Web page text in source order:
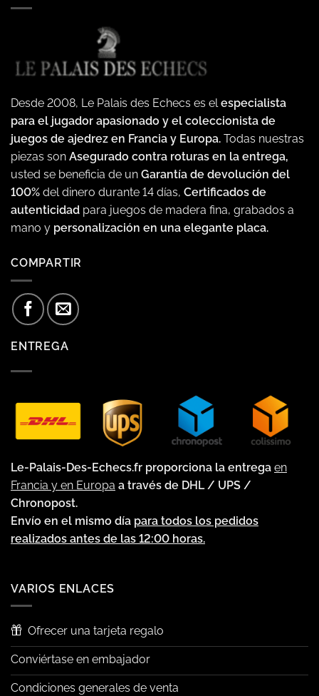
Desde 2008, Le Palais des Echecs es elespecialista
para el jugador apasionado y el coleccionista de
juegos de ajedrez en Francia y Europa. Todas nuestras
piezas son Asegurado contra roturas en la entrega,
usted se beneficia de un Garantía de devolución del
100% del dinero durante 14 días, Certificados de
autenticidad para juegos de madera fina, grabados a
mano y personalización en una elegante placa.
COMPARTIR
ENTREGA
Le-Palais-Des-Echecs.fr proporciona la entrega en
Francia y en Europa a través de DHL / UPS /
Chronopost.
Envío en el mismo día para todos los pedidos
realizados antes de las 12:00 horas.
VARIOS ENLACES
Ofrecer una tarjeta regalo
Conviértase en embajador
Condiciones generales de venta